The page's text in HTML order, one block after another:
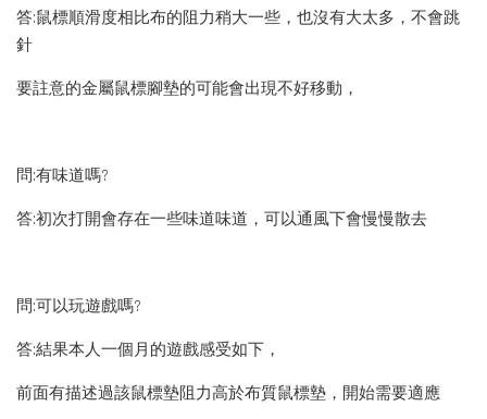
答:鼠標順滑度相比布的阻力稍大一些，也沒有大太多，不會跳
針
要註意的金屬鼠標腳墊的可能會出現不好移動，
問:有味道嗎?
答:初次打開會存在一些味道味道，可以通風下會慢慢散去
問:可以玩遊戲嗎?
答:結果本人一個月的遊戲感受如下，
前面有描述過該鼠標墊阻力高於布質鼠標墊，開始需要適應